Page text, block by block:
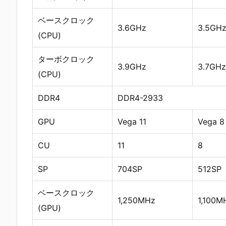
ベースクロック
(CPU)
3.6GHz 3.5GHz
ターボクロック
(CPU)
3.9GHz 3.7GHz
DDR4 DDR4-2933
GPU Vega 11 Vega 8
CU 11 8
SP 704SP 512SP
ベースクロック
(GPU)
1,250MHz